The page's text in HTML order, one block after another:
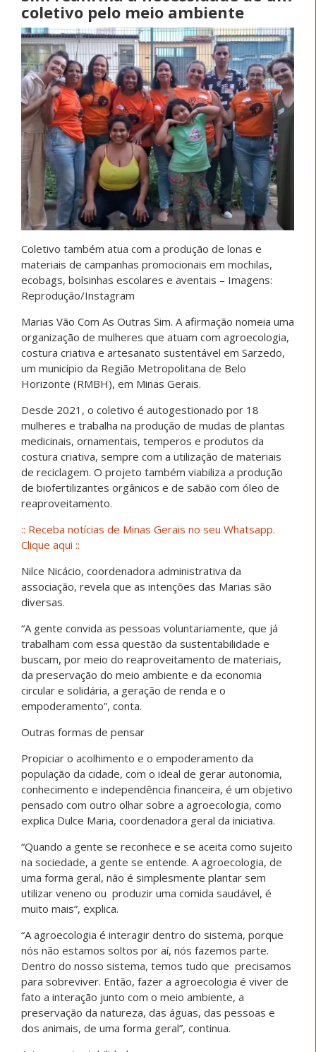
coletivo pelo meio ambiente
Coletivo também atua com a produção de lonas e
materiais de campanhas promocionais em mochilas,
ecobags, bolsinhas escolares e aventais – Imagens:
Reprodução/Instagram
Marias Vão Com As Outras Sim. A afirmação nomeia uma
organização de mulheres que atuam com agroecologia,
costura criativa e artesanato sustentável em Sarzedo,
um município da Região Metropolitana de Belo
Horizonte (RMBH), em Minas Gerais.
Desde 2021, o coletivo é autogestionado por 18
mulheres e trabalha na produção de mudas de plantas
medicinais, ornamentais, temperos e produtos da
costura criativa, sempre com a utilização de materiais
de reciclagem. O projeto também viabiliza a produção
de biofertilizantes orgânicos e de sabão com óleo de
reaproveitamento.
:: Receba notícias de Minas Gerais no seu Whatsapp.
Clique aqui ::
Nilce Nicácio, coordenadora administrativa da
associação, revela que as intenções das Marias são
diversas.
“A gente convida as pessoas voluntariamente, que já
trabalham com essa questão da sustentabilidade e
buscam, por meio do reaproveitamento de materiais,
da preservação do meio ambiente e da economia
circular e solidária, a geração de renda e o
empoderamento”, conta.
Outras formas de pensar
Propiciar o acolhimento e o empoderamento da
população da cidade, com o ideal de gerar autonomia,
conhecimento e independência financeira, é um objetivo
pensado com outro olhar sobre a agroecologia, como
explica Dulce Maria, coordenadora geral da iniciativa.
“Quando a gente se reconhece e se aceita como sujeito
na sociedade, a gente se entende. A agroecologia, de
uma forma geral, não é simplesmente plantar sem
utilizar veneno ou produzir uma comida saudável, é
muito mais”, explica.
“A agroecologia é interagir dentro do sistema, porque
nós não estamos soltos por aí, nós fazemos parte.
Dentro do nosso sistema, temos tudo que precisamos
para sobreviver. Então, fazer a agroecologia é viver de
fato a interação junto com o meio ambiente, a
preservação da natureza, das águas, das pessoas e
dos animais, de uma forma geral”, continua.